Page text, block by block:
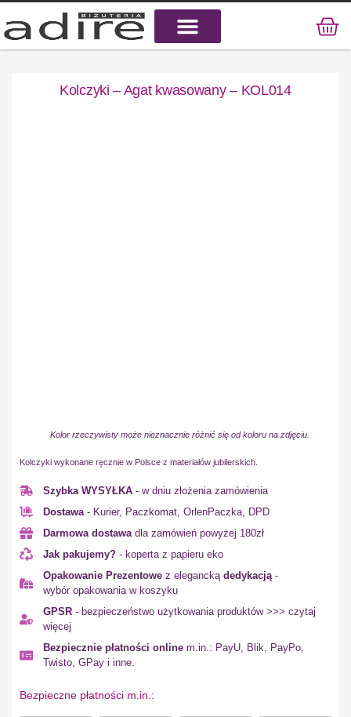
Kolczyki – Agat kwasowany – KOL014
Kolor rzeczywisty może nieznacznie różnić się od koloru na zdjęciu.
Kolczyki wykonane ręcznie w Polsce z materiałów jubilerskich.
Szybka WYSYŁKA - w dniu złożenia zamówienia
Dostawa- Kurier, Paczkomat, OrlenPaczka, DPD
Darmowa dostawadla zamówień powyżej 180zł
Jak pakujemy? - koperta z papieru eko
Opakowanie Prezentowe z eleganckądedykacją-
wybór opakowania w koszyku
GPSR - bezpieczeństwo użytkowania produktów >>> czytaj
więcej
Bezpiecznie płatności online m.in.: PayU, Blik, PayPo,
Twisto, GPay i inne.
Bezpieczne płatności m.in.: